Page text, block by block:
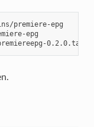
premiere-epg
epg